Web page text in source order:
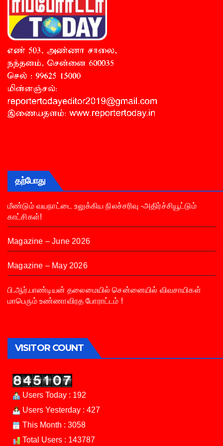
தற்போது
மீண்டும் வயநாட்டை உலுக்கிய நிலச்சரிவு -அதிர்ச்சியூட்டும்
காட்சிகள்!
Magazine – June 2026
Magazine – May 2026
பி.ஆர்.பாண்டியன் தலைமையில் சென்னையில் விவசாயிகள்
மாபெரும் உண்ணாவிரத போராட்டம் !
VISITOR COUNT
Users Today : 192
Users Yesterday : 427
This Month : 3058
Total Users : 143787